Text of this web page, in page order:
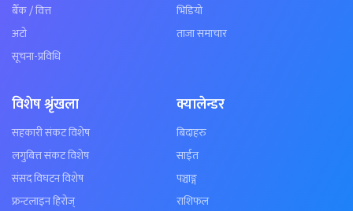
बैँक / वित्त
अटो
सूचना-प्रविधि
भिडियो
ताजा समाचार
विशेष श्रृंखला
सहकारी संकट विशेष
लगुबित्त संकट विशेष
संसद विघटन विशेष
फ्रन्टलाइन हिरोज्
क्यालेन्डर
बिदाहरु
साईत
पञ्चाङ्ग
राशिफल